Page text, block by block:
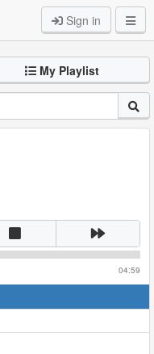
Sign in
My Playlist
04:59